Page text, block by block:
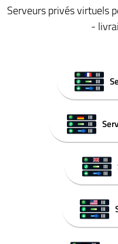
Serveurs privés virtuels
-